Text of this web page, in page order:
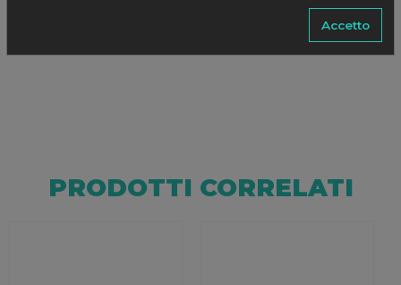
Accetto
15
PRODOTTI CORRELATI